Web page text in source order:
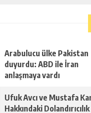
Arabulucu ülke Pakistan
duyurdu: ABD ile İran
anlaşmaya vardı
Ufuk Avcı ve Mustafa
Hakkındaki Dolandırıcılık